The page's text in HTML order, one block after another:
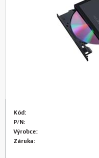
Kód:
P/N:
Výrobce:
Záruka: